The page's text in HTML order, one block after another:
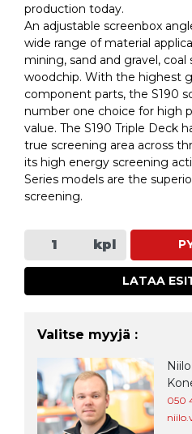
production today.
An adjustable screenbox
wide range of material
mining, sand and gravel, coal
woodchip. With the highest
component parts, the S190
number one choice for high
value. The S190 Triple Deck
true screening area across
its high energy screening
Series models are the
screening.
kpl
LATAA
Valitse myyjä :
050